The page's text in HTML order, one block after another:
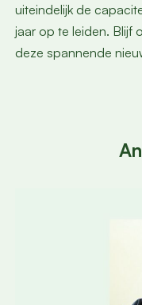
uiteindelijk de
jaar op te leiden. Blijf
deze spannende